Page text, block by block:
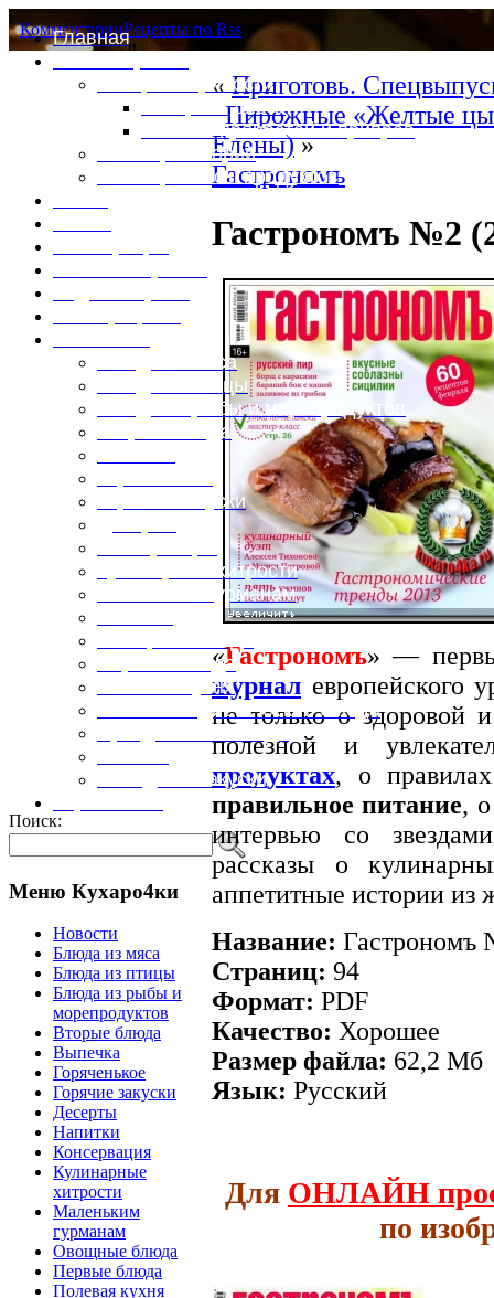
Главная
Специи и пряности
Специи и диета
Каталог пряностей и приправ
Таблица калорий
Таблица массы продуктов
Блюда из мяса
Блюда из птицы
Блюда из рыбы и морепродуктов
Вторые блюда
Горячие закуски
Кулинарные хитрости
Маленьким гурманам
Первые блюда
Полевая кухня
Постные и диетические блюда
Холодные закуски
КомментарииРецепты по Rss
Поиск:
Меню Кухаро4ки
Новости
Блюда из мяса
Блюда из птицы
Блюда из рыбы и
морепродуктов
Вторые блюда
Выпечка
Горяченькое
Горячие закуски
Десерты
Напитки
Консервация
Кулинарные
хитрости
Маленьким
гурманам
Овощные блюда
Первые блюда
Полевая кухня
«Приготовь.
Пирожные «Желтые
Елены)»
Гастрономъ
Гастрономъ №2
«Гастрономъ» —
журнал европейского
не только о здоровой
полезной и
продуктах, о
правильное питание,
интервью со
рассказы о
аппетитные истории
Название: Гастрономъ
Страниц: 94
Формат: PDF
Качество: Хорошее
Размер файла: 62,2 Мб
Язык: Русский
Для ОНЛАЙН
по